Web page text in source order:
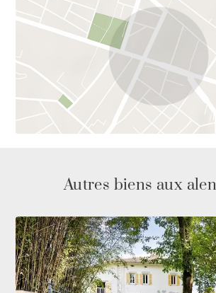
Autres biens aux